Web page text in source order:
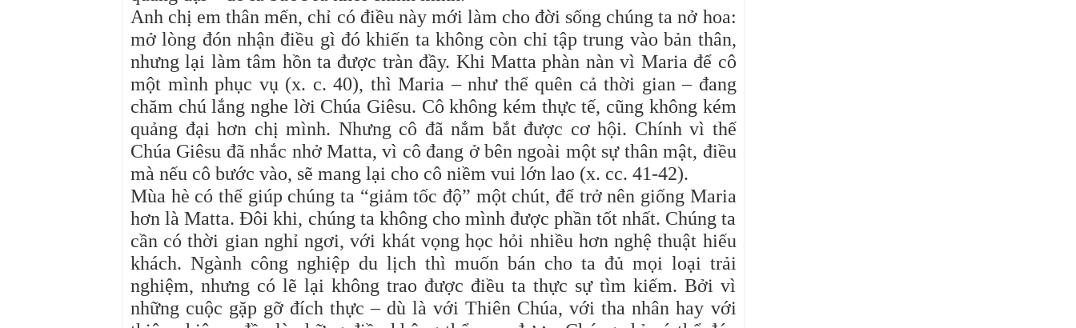
Anh chị em thân mến, chỉ có điều này mới làm cho đời sống chúng ta nở hoa:
mở lòng đón nhận điều gì đó khiến ta không còn chỉ tập trung vào bản thân,
nhưng lại làm tâm hồn ta được tràn đầy. Khi Matta phàn nàn vì Maria để cô
một mình phục vụ (x. c. 40), thì Maria – như thể quên cả thời gian – đang
chăm chú lắng nghe lời Chúa Giêsu. Cô không kém thực tế, cũng không kém
quảng đại hơn chị mình. Nhưng cô đã nắm bắt được cơ hội. Chính vì thế
Chúa Giêsu đã nhắc nhở Matta, vì cô đang ở bên ngoài một sự thân mật, điều
mà nếu cô bước vào, sẽ mang lại cho cô niềm vui lớn lao (x. cc. 41-42).
Mùa hè có thể giúp chúng ta “giảm tốc độ” một chút, để trở nên giống Maria
hơn là Matta. Đôi khi, chúng ta không cho mình được phần tốt nhất. Chúng ta
cần có thời gian nghỉ ngơi, với khát vọng học hỏi nhiều hơn nghệ thuật hiếu
khách. Ngành công nghiệp du lịch thì muốn bán cho ta đủ mọi loại trải
nghiệm, nhưng có lẽ lại không trao được điều ta thực sự tìm kiếm. Bởi vì
những cuộc gặp gỡ đích thực – dù là với Thiên Chúa, với tha nhân hay với